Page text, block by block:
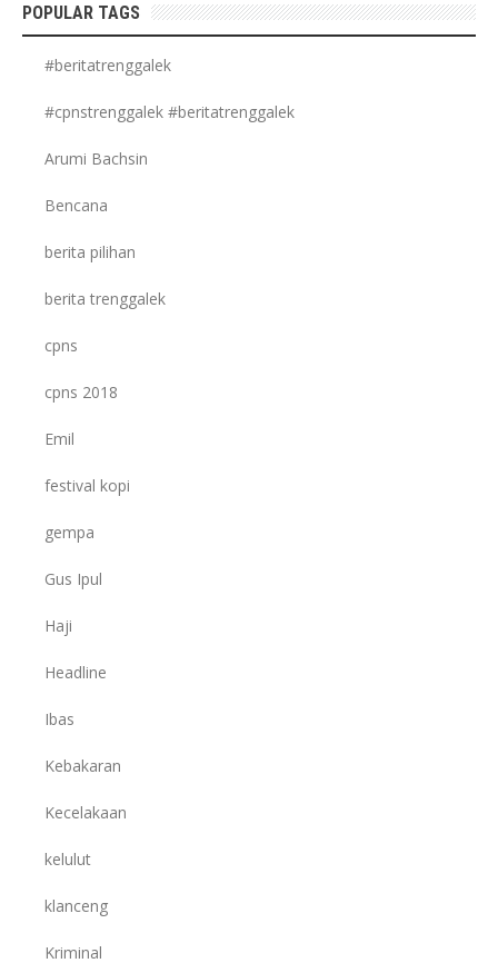
POPULAR TAGS
#beritatrenggalek
#cpnstrenggalek #beritatrenggalek
Arumi Bachsin
Bencana
berita pilihan
berita trenggalek
cpns
cpns 2018
Emil
festival kopi
gempa
Gus Ipul
Haji
Headline
Ibas
Kebakaran
Kecelakaan
kelulut
klanceng
Kriminal